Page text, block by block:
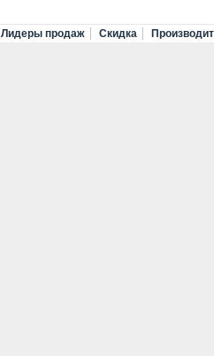
Лидеры продаж Скидка